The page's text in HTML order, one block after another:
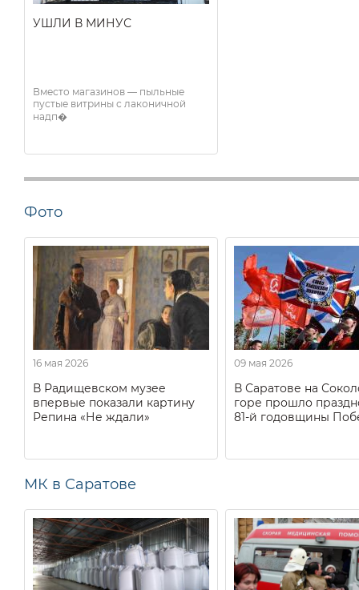
УШЛИ В МИНУС
Вместо магазинов — пыльные
пустые витрины с лаконичной
надп�
Фото
16 мая 2026
В Радищевском музее
впервые показали картину
Репина «Не ждали»
09 мая 2026
В Саратове на
горе прошло
81-й годовщины
МК в Саратове